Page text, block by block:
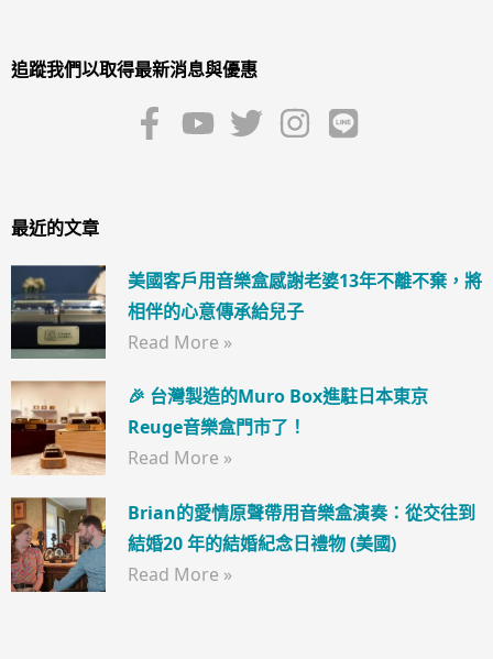
追蹤我們以取得最新消息與優惠
最近的文章
美國客戶用音樂盒感謝老婆13年不離不棄，將
相伴的心意傳承給兒子
Read More »
🎉 台灣製造的Muro Box進駐日本東京
Reuge音樂盒門市了！
Read More »
Brian的愛情原聲帶用音樂盒演奏：從交往到
結婚20 年的結婚紀念日禮物 (美國)
Read More »